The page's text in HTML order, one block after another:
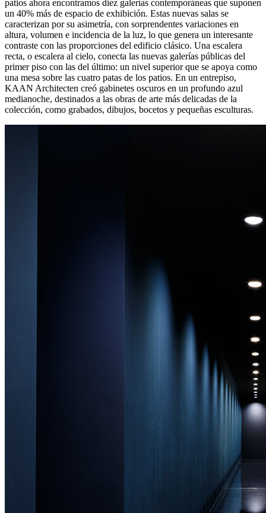
patios ahora encontramos diez galerías contemporáneas que suponen
un 40% más de espacio de exhibición. Estas nuevas salas se
caracterizan por su asimetría, con sorprendentes variaciones en
altura, volumen e incidencia de la luz, lo que genera un interesante
contraste con las proporciones del edificio clásico. Una escalera
recta, o escalera al cielo, conecta las nuevas galerías públicas del
primer piso con las del último: un nivel superior que se apoya como
una mesa sobre las cuatro patas de los patios. En un entrepiso,
KAAN Architecten creó gabinetes oscuros en un profundo azul
medianoche, destinados a las obras de arte más delicadas de la
colección, como grabados, dibujos, bocetos y pequeñas esculturas.